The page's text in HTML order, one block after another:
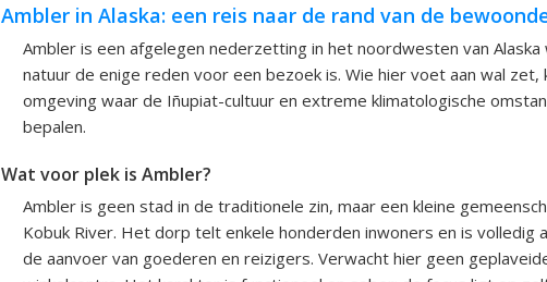
Ambler in Alaska: een reis naar de rand van de
Ambler is een afgelegen nederzetting in het noordwesten van Alaska
natuur de enige reden voor een bezoek is. Wie hier voet aan wal
omgeving waar de Iñupiat-cultuur en extreme klimatologische
bepalen.
Wat voor plek is Ambler?
Ambler is geen stad in de traditionele zin, maar een kleine
Kobuk River. Het dorp telt enkele honderden inwoners en is volledig
de aanvoer van goederen en reizigers. Verwacht hier geen